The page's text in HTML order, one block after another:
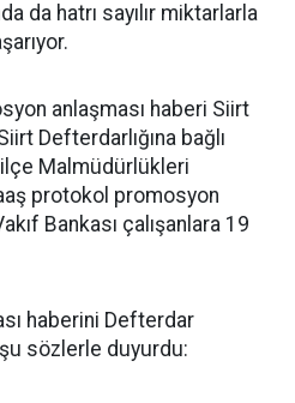
da hatrı sayılır miktarlarla
anlaşması haberi Siirt
Defterdarlığına bağlı
Malmüdürlükleri
protokol promosyon
Bankası çalışanlara 19
haberini Defterdar
sözlerle duyurdu: